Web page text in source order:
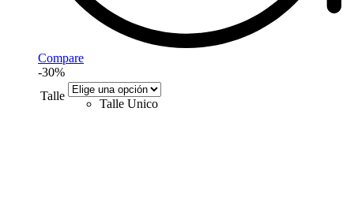
Compare
-30%
Talle
Talle Unico